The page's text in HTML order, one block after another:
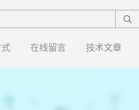
在线留言 技术文章